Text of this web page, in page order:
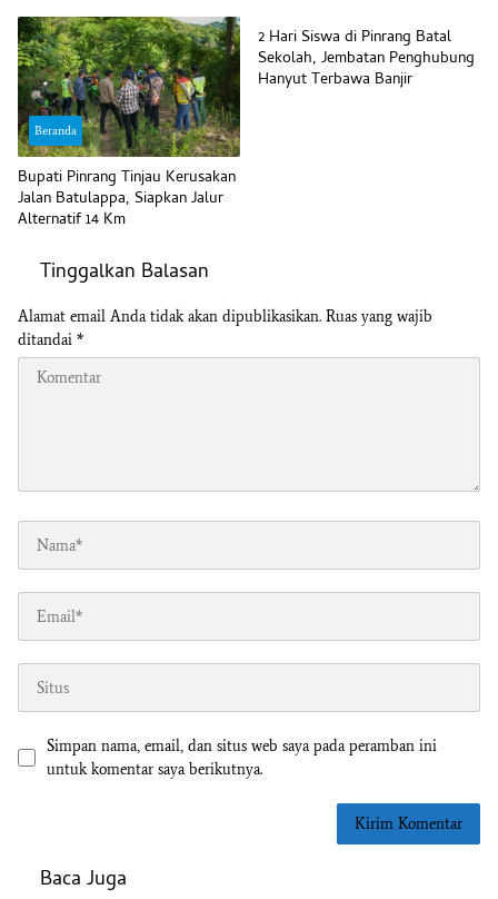
Beranda
Bupati Pinrang Tinjau Kerusakan
Jalan Batulappa, Siapkan Jalur
Alternatif 14 Km
2 Hari Siswa di Pinrang Batal
Sekolah, Jembatan Penghubung
Hanyut Terbawa Banjir
Tinggalkan Balasan
Alamat email Anda tidak akan dipublikasikan. Ruas yang wajib
ditandai *
Simpan nama, email, dan situs web saya pada peramban ini
untuk komentar saya berikutnya.
Baca Juga